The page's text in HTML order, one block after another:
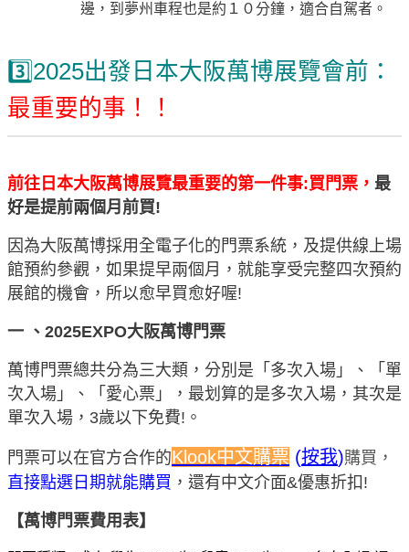
邊，到夢州車程也是約１０分鐘，適合自駕者。
3️⃣2025出發日本大阪萬博展覽會前：
最重要的事 ！！
前往日本大阪萬博展覽最重要的第一件事:買門票， 最
好是提前兩個月前買!
因為大阪萬博採用全電子化的門票系統，及提供線上場
館預約參觀，如果提早兩個月，就能享受完整四次預約
展館的機會，所以愈早買愈好喔!
一 、2025EXPO大阪萬博門票
萬博門票總共分為三大類，分別是「多次入場」、「單
次入場」、「愛心票」，最划算的是多次入場，其次是
單次入場，3歲以下免費!。
門票可以在官方合作的Klook中文購票 (按我)購買，
直接點選日期就能購買 ，還有中文介面&優惠折扣!
【萬博門票費用表】